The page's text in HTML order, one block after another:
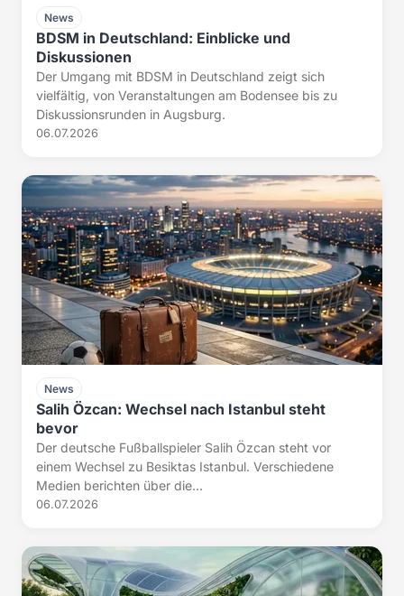
News
BDSM in Deutschland: Einblicke und
Diskussionen
Der Umgang mit BDSM in Deutschland zeigt sich
vielfältig, von Veranstaltungen am Bodensee bis zu
Diskussionsrunden in Augsburg.
06.07.2026
News
Salih Özcan: Wechsel nach Istanbul steht
bevor
Der deutsche Fußballspieler Salih Özcan steht vor
einem Wechsel zu Besiktas Istanbul. Verschiedene
Medien berichten über die...
06.07.2026